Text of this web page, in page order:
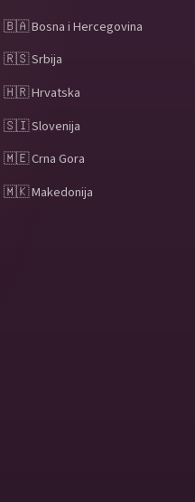
🇧🇦 Bosna i Hercegovina
🇷🇸 Srbija
🇭🇷 Hrvatska
🇸🇮 Slovenija
🇲🇪 Crna Gora
🇲🇰 Makedonija